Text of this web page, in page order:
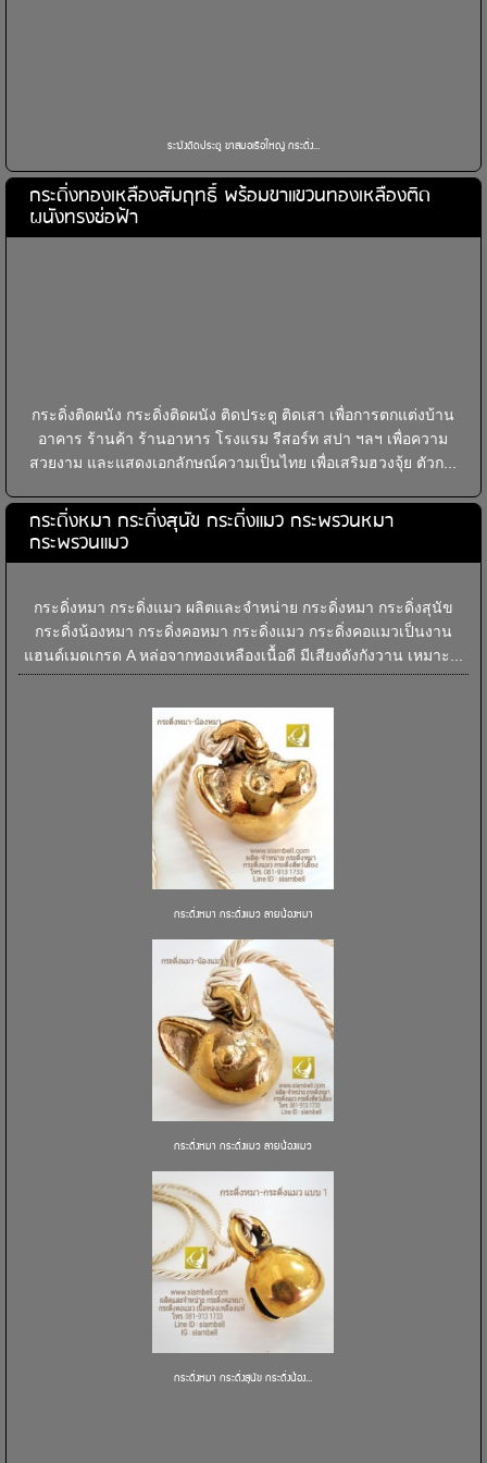
ระฆังติดประตู ขาสมอเรือใหญ่ กระดิ่ง...
กระดิ่งทองเหลืองสัมฤทธิ์ พร้อมขาแขวนทองเหลืองติด
ผนังทรงช่อฟ้า
กระดิ่งติดผนัง กระดิ่งติดผนัง ติดประตู ติดเสา เพื่อการตกแต่งบ้าน
อาคาร ร้านค้า ร้านอาหาร โรงแรม รีสอร์ท สปา ฯลฯ เพื่อความ
สวยงาม และแสดงเอกลักษณ์ความเป็นไทย เพื่อเสริมฮวงจุ้ย ตัวก...
กระดิ่งหมา กระดิ่งสุนัข กระดิ่งแมว กระพรวนหมา
กระพรวนแมว
กระดิ่งหมา กระดิ่งแมว ผลิตและจำหน่าย กระดิ่งหมา กระดิ่งสุนัข
กระดิ่งน้องหมา กระดิ่งคอหมา กระดิ่งแมว กระดิ่งคอแมวเป็นงาน
แฮนด์เมดเกรด A หล่อจากทองเหลืองเนื้อดี มีเสียงดังกังวาน เหมาะ...
กระดิ่งหมา กระดิ่งแมว ลายน้องหมา
กระดิ่งหมา กระดิ่งแมว ลายน้องแมว
กระดิ่งหมา กระดิ่งสุนัข กระดิ่งน้อง...